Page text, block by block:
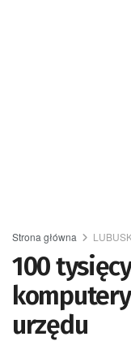
Strona główna
100
urzędu